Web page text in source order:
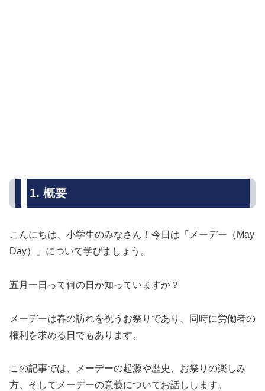
1. 概要
こんにちは、小学生のみなさん！今日は「メーデー（May
Day）」について学びましょう。
五月一日って何の日か知っていますか？
メーデーは春の訪れを祝うお祭りであり、同時に労働者の
権利を求める日でもあります。
この記事では、メーデーの起源や歴史、お祭りの楽しみ
方、そしてメーデーの意義についてお話しします。